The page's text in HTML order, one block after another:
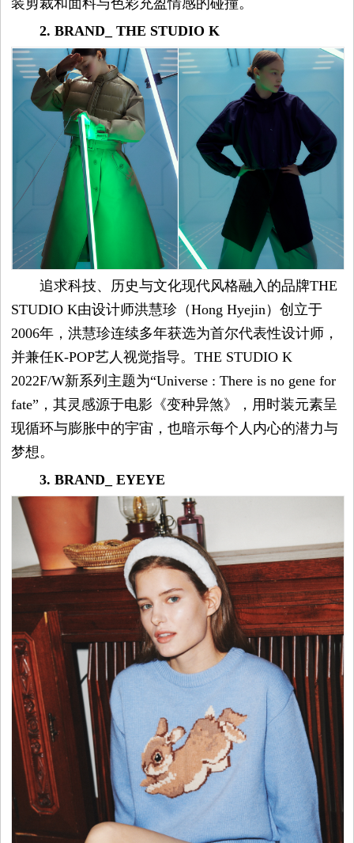
乐
周
尚
库
装剪裁和面料与色彩充盈情感的碰撞。
2. BRAND_ THE STUDIO K
追求科技、历史与文化现代风格融入的品牌THE
STUDIO K由设计师洪慧珍（Hong Hyejin）创立于
2006年，洪慧珍连续多年获选为首尔代表性设计师，
并兼任K-POP艺人视觉指导。THE STUDIO K
2022F/W新系列主题为“Universe : There is no gene for
fate”，其灵感源于电影《变种异煞》，用时装元素呈
现循环与膨胀中的宇宙，也暗示每个人内心的潜力与
梦想。
3. BRAND_ EYEYE